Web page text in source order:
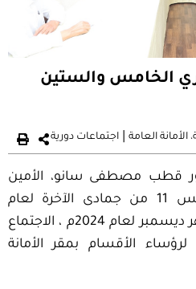
الخامس والستين
، الأمانة العامة| اجتماعات دورية
قطب مصطفى سانو، الأمين
العام للمجمع، يوم الخميس 11 من جمادى الآخرة لعام
1446هـ الموافق 12 من شهر ديسمبر لعام 2024م ، الاجتماع
الأقسام بمقر الأمانة